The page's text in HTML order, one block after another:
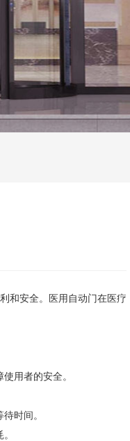
和安全。医用自动门在医疗
用者的安全。
时间。